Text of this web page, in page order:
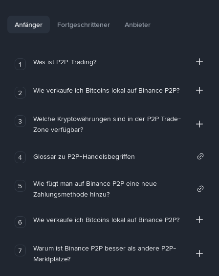
Anfänger Fortgeschrittener Anbieter
1 Was ist P2P-Trading?
2 Wie verkaufe ich Bitcoins lokal auf Binance P2P?
3
Welche Kryptowährungen sind in der P2P Trade-
Zone verfügbar?
4 Glossar zu P2P-Handelsbegriffen
5
Wie fügt man auf Binance P2P eine neue
Zahlungsmethode hinzu?
6 Wie verkaufe ich Bitcoins lokal auf Binance P2P?
7
Warum ist Binance P2P besser als andere P2P-
Marktplätze?